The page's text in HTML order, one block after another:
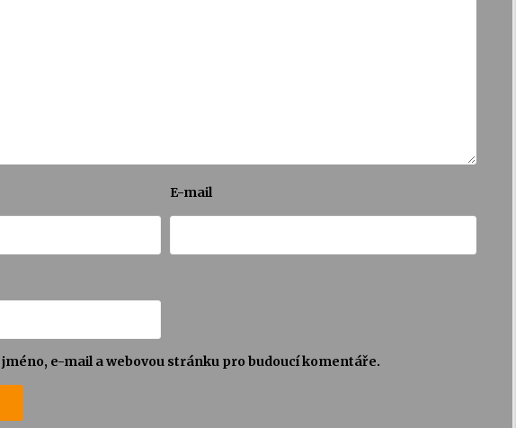
E-mail
e-mail a webovou stránku pro budoucí komentáře.